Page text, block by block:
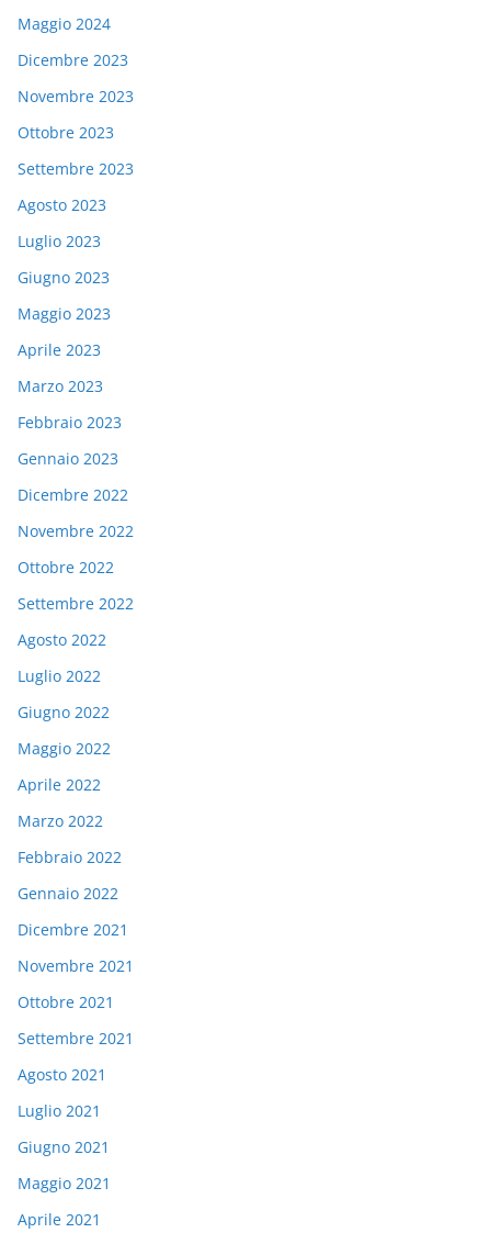
Maggio 2024
Dicembre 2023
Novembre 2023
Ottobre 2023
Settembre 2023
Agosto 2023
Luglio 2023
Giugno 2023
Maggio 2023
Aprile 2023
Marzo 2023
Febbraio 2023
Gennaio 2023
Dicembre 2022
Novembre 2022
Ottobre 2022
Settembre 2022
Agosto 2022
Luglio 2022
Giugno 2022
Maggio 2022
Aprile 2022
Marzo 2022
Febbraio 2022
Gennaio 2022
Dicembre 2021
Novembre 2021
Ottobre 2021
Settembre 2021
Agosto 2021
Luglio 2021
Giugno 2021
Maggio 2021
Aprile 2021